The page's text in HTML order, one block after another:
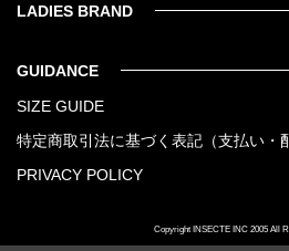
LADIES BRAND
GUIDANCE
SIZE GUIDE
特定商取引法に基づく表記（支払い・
PRIVACY POLICY
Copyright INSECTE INC 2005 All